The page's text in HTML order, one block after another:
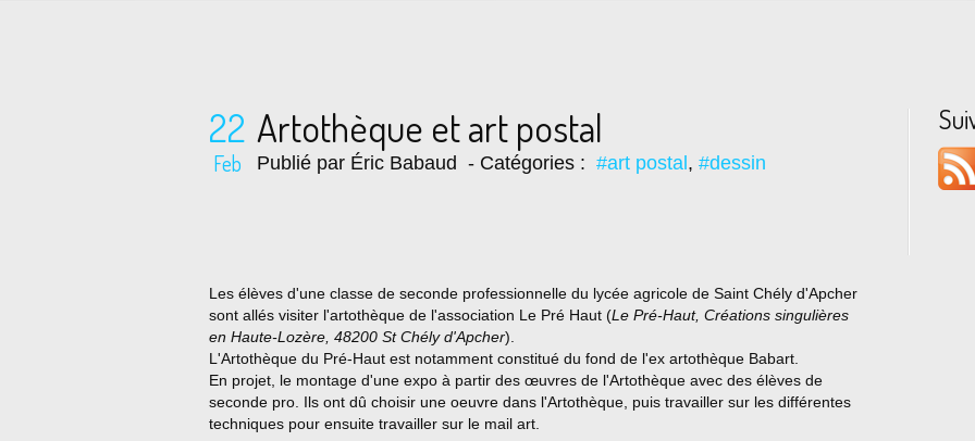
22
Feb
Artothèque et art postal
Publié par Éric Babaud - Catégories : #art postal , #dessin
Les élèves d'une classe de seconde professionnelle du lycée agricole de Saint Chély d'Apcher
sont allés visiter l'artothèque de l'association Le Pré Haut (Le Pré-Haut, Créations singulières
en Haute-Lozère, 48200 St Chély d'Apcher).
L'Artothèque du Pré-Haut est notamment constitué du fond de l'ex artothèque Babart.
En projet, le montage d'une expo à partir des œuvres de l'Artothèque avec des élèves de
seconde pro. Ils ont dû choisir une oeuvre dans l'Artothèque, puis travailler sur les différentes
techniques pour ensuite travailler sur le mail art.